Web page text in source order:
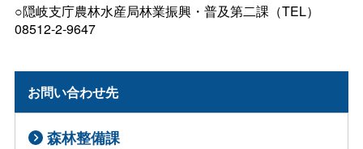
○隠岐支庁農林水産局林業振興・普及第二課（TEL）
08512-2-9647
お問い合わせ先
森林整備課